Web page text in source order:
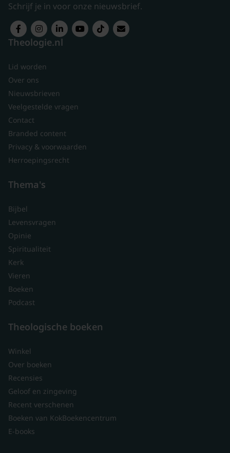
Schrijf je in voor onze nieuwsbrief.
Theologie.nl
Lid worden
Over ons
Nieuwsbrieven
Veelgestelde vragen
Contact
Branded content
Privacy & voorwaarden
Herroepingsrecht
Thema's
Bijbel
Levensvragen
Opinie
Spiritualiteit
Kerk
Vieren
Boeken
Podcast
Theologische boeken
Winkel
Over boeken
Recensies
Geloof en zingeving
Recent verschenen
Boeken van KokBoekencentrum
E-books